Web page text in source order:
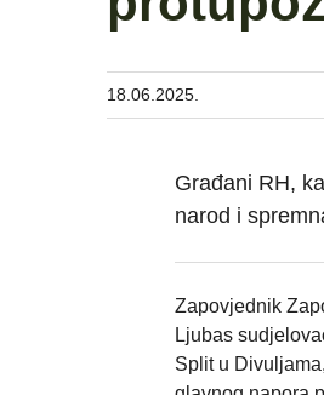
18.06.2025.
Građani RH,
narod i
Zapovjednik
Ljubas
Split u